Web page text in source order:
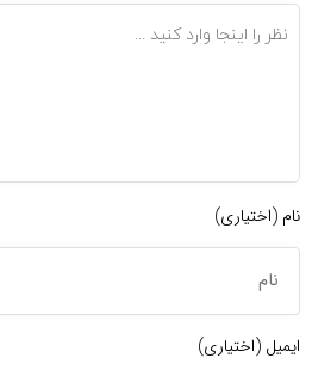
نام (اختیاری)
ایمیل (اختیاری)